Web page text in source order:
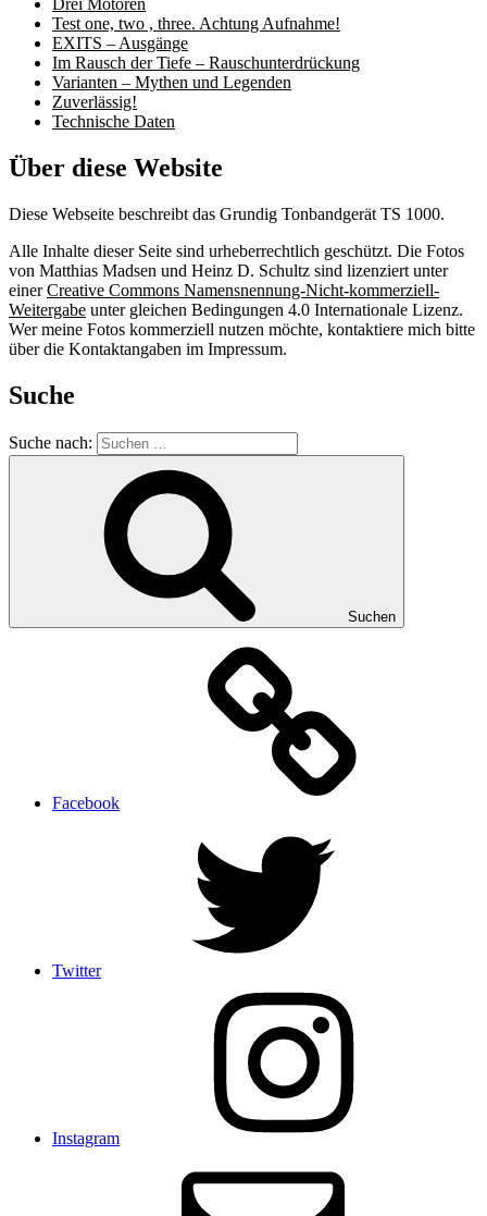
Drei Motoren
Test one, two , three. Achtung Aufnahme!
EXITS – Ausgänge
Im Rausch der Tiefe – Rauschunterdrückung
Varianten – Mythen und Legenden
Zuverlässig!
Technische Daten
Über diese Website
Diese Webseite beschreibt das Grundig Tonbandgerät TS 1000.
Alle Inhalte dieser Seite sind urheberrechtlich geschützt. Die Fotos
von Matthias Madsen und Heinz D. Schultz sind lizenziert unter
einerCreative Commons Namensnennung-Nicht-kommerziell-
Weitergabe unter gleichen Bedingungen 4.0 Internationale Lizenz.
Wer meine Fotos kommerziell nutzen möchte, kontaktiere mich bitte
über die Kontaktangaben im Impressum.
Suche
Suche nach:
Suchen
Facebook
Twitter
Instagram